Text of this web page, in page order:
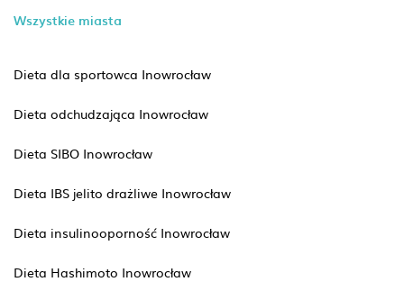
Wszystkie miasta
Dieta dla sportowca Inowrocław
Dieta odchudzająca Inowrocław
Dieta SIBO Inowrocław
Dieta IBS jelito drażliwe Inowrocław
Dieta insulinooporność Inowrocław
Dieta Hashimoto Inowrocław